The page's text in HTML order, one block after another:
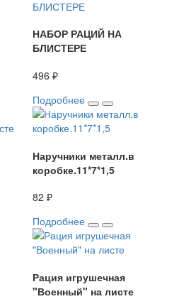
НАБОР РАЦИЙ НА
БЛИСТЕРЕ
496 ₽
Подробнее
Наручники металл.в
коробке.11*7*1,5
82 ₽
Подробнее
Рация игрушечная
"Военный" на листе